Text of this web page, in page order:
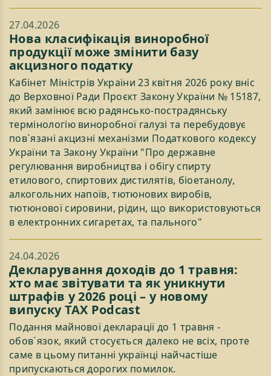
27.04.2026
Нова класифікація виноробної
продукції може змінити базу
акцизного податку
Кабінет Міністрів України 23 квітня 2026 року вніс
до Верховної Ради Проєкт Закону України № 15187,
який замінює всю радянсько-пострадянську
термінологію виноробної галузі та перебудовує
пов`язані акцизні механізми Податкового кодексу
України та Закону України "Про державне
регулювання виробництва і обігу спирту
етилового, спиртових дистилятів, біоетанолу,
алкогольних напоїв, тютюнових виробів,
тютюнової сировини, рідин, що використовуються
в електронних сигаретах, та пального"
24.04.2026
Декларування доходів до 1 травня:
хто має звітувати та як уникнути
штрафів у 2026 році – у новому
випуску TAX Podcast
Подання майнової декларації до 1 травня -
обов`язок, який стосується далеко не всіх, проте
саме в цьому питанні українці найчастіше
припускаються дорогих помилок.